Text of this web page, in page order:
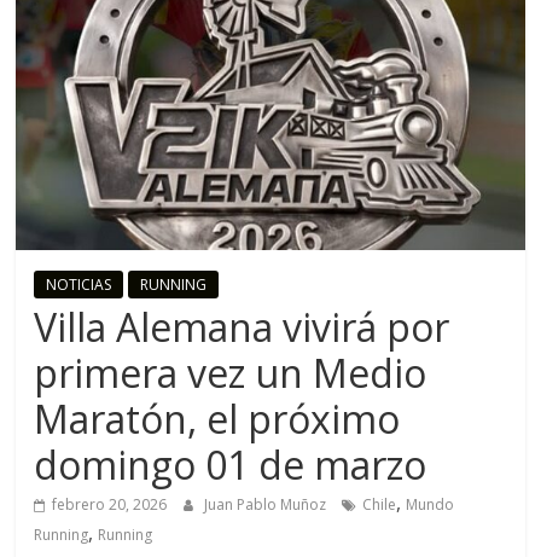
o
R
u
n
n
n
g
NOTICIAS RUNNING
Villa Alemana vivirá por
primera vez un Medio
Maratón, el próximo
domingo 01 de marzo
febrero 20, 2026 Juan Pablo Muñoz Chile, Mundo
Running, Running